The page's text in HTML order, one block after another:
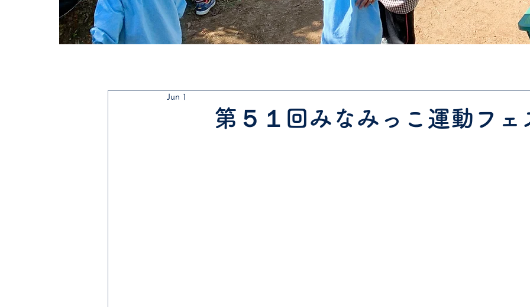
第５１回みなみっこ運動フェ
Jun 1